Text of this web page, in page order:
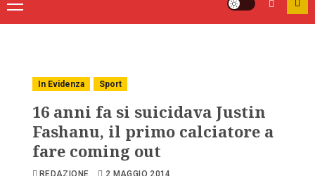
In Evidenza Sport
16 anni fa si suicidava Justin
Fashanu, il primo calciatore a
fare coming out